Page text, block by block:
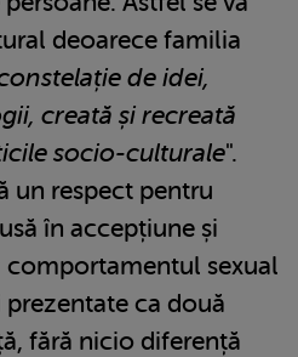
deoarece familia
de idei,
creată și recreată
socio-culturale".
un respect pentru
în accepțiune și
comportamentul sexual
ca două
fără nicio diferență